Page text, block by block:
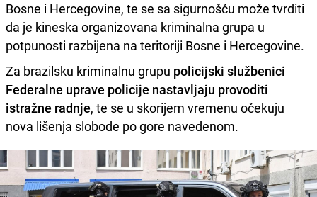
Bosne i Hercegovine, te se sa sigurnošću može tvrditi
da je kineska organizovana kriminalna grupa u
potpunosti razbijena na teritoriji Bosne i Hercegovine.
Za brazilsku kriminalnu grupu policijski službenici
Federalne uprave policije nastavljaju provoditi
istražne radnje, te se u skorijem vremenu očekuju
nova lišenja slobode po gore navedenom.